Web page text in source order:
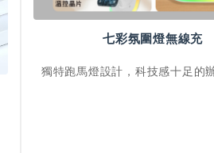
七彩氛圍燈無線充
獨特跑馬燈設計，科技感十足的